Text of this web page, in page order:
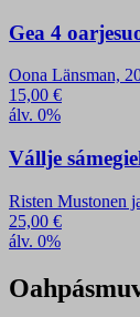
Gea 4
Oona Länsman,
15,00 €
álv. 0%
Vállje
Risten Mustonen
25,00 €
álv. 0%